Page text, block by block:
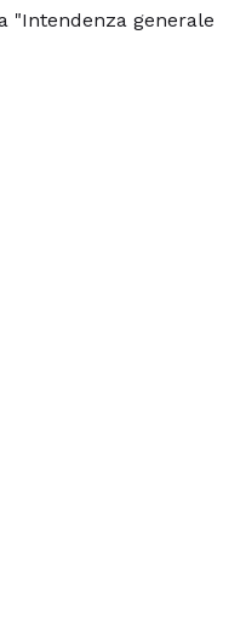
"Intendenza generale